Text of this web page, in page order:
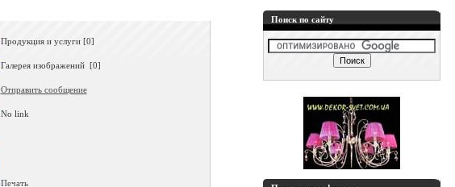
Продукция и услуги [0]
Галерея изображений [0]
Отправить сообщение
No link
Печать
Поиск по сайту